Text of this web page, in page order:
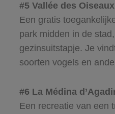
#5 Vallée des Oiseaux
Een gratis
park midden in de
gezinsuitstapje. Je
soorten vogels en
#6 La Médina
Een recreatie van een